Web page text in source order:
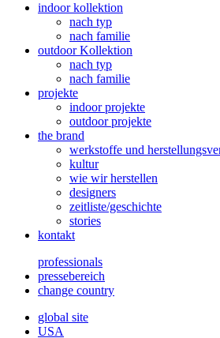
indoor kollektion
nach typ
nach familie
outdoor Kollektion
nach typ
nach familie
projekte
indoor projekte
outdoor projekte
the brand
werkstoffe und
kultur
wie wir herstellen
designers
zeitliste/geschichte
stories
kontakt
professionals
pressebereich
change country
global site
USA